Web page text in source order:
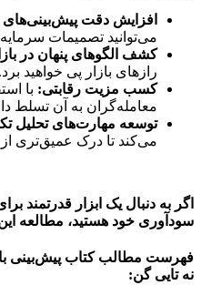
افزایش دقت
می‌توانید تصمیمات
کشف الگوهای پنهان در
رازهای بازار پی خواهید برد.
کسب مزیت رقابتی: با
معامله‌گران به آن تسلط
توسعه مهارت‌های تحلیل
می‌کند تا درک عمیق‌تری از
اگر به دنبال یک ابزار قدرتمند
سودآوری خود هستید، مطالعه
فهرست مطالب کتاب پیش‌بینی
نه تایی گن: